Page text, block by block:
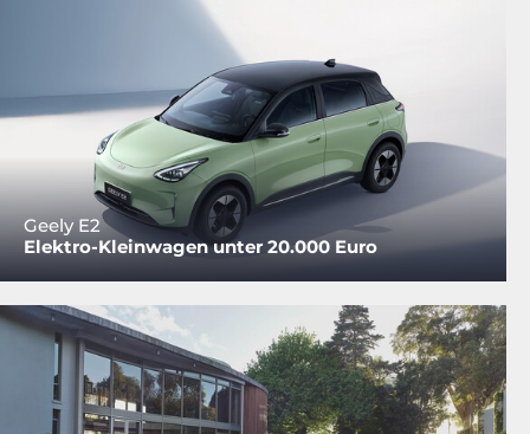
Geely E2
Elektro-Kleinwagen unter 20.000 Euro